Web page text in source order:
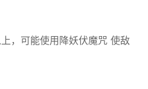
，可能使用降妖伏魔咒 使敌